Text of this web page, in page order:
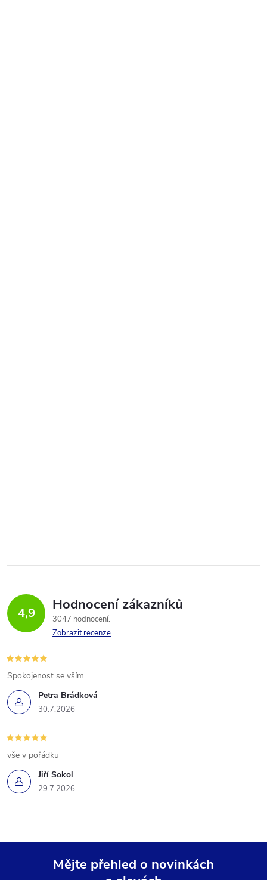
4,9 Hodnocení zákazníků
3047 hodnocení
Zobrazit recenze
Petra Brádková
30.7.2026
Spokojenost se vším.
Jiří Sokol
29.7.2026
vše v pořádku
Mějte přehled o novinkách